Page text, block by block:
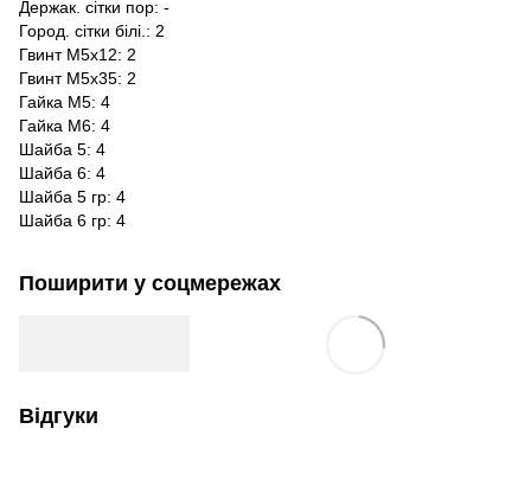
Держак. сітки пор: -
Город. сітки білі.: 2
Гвинт М5х12: 2
Гвинт М5х35: 2
Гайка М5: 4
Гайка М6: 4
Шайба 5: 4
Шайба 6: 4
Шайба 5 гр: 4
Шайба 6 гр: 4
Поширити у соцмережах
Відгуки